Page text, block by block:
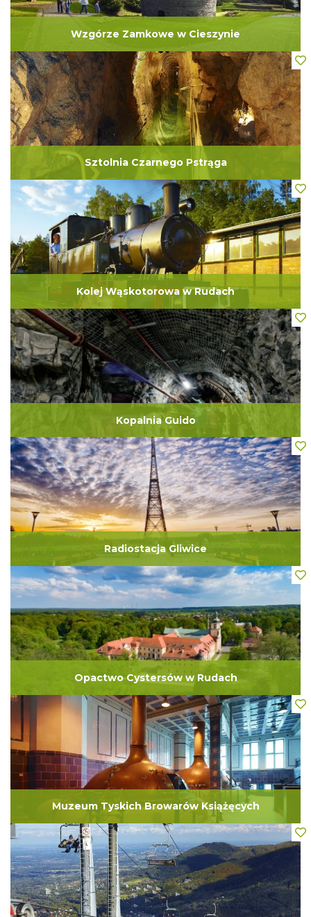
Wzgórze Zamkowe w Cieszynie
Sztolnia Czarnego Pstrąga
Kolej Wąskotorowa w Rudach
Kopalnia Guido
Radiostacja Gliwice
Opactwo Cystersów w Rudach
Muzeum Tyskich Browarów Książęcych